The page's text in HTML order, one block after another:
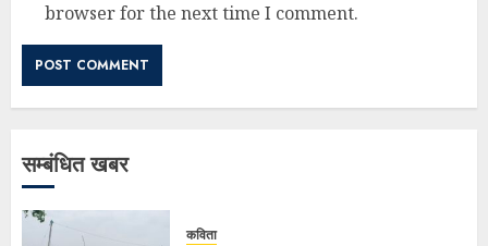
browser for the next time I comment.
सम्बंधित खबर
कविता